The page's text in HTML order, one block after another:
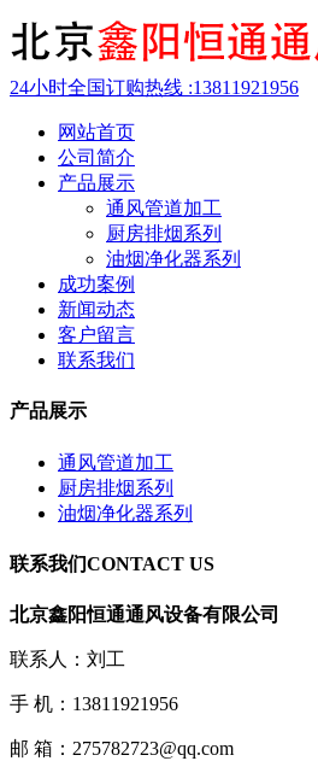
24小时全国订购热线 :13811921956
网站首页
公司简介
产品展示
通风管道加工
厨房排烟系列
油烟净化器系列
成功案例
新闻动态
客户留言
联系我们
产品展示
通风管道加工
厨房排烟系列
油烟净化器系列
联系我们CONTACT US
北京鑫阳恒通通风设备有限公司
联系人：刘工
手 机：13811921956
邮 箱：275782723@qq.com